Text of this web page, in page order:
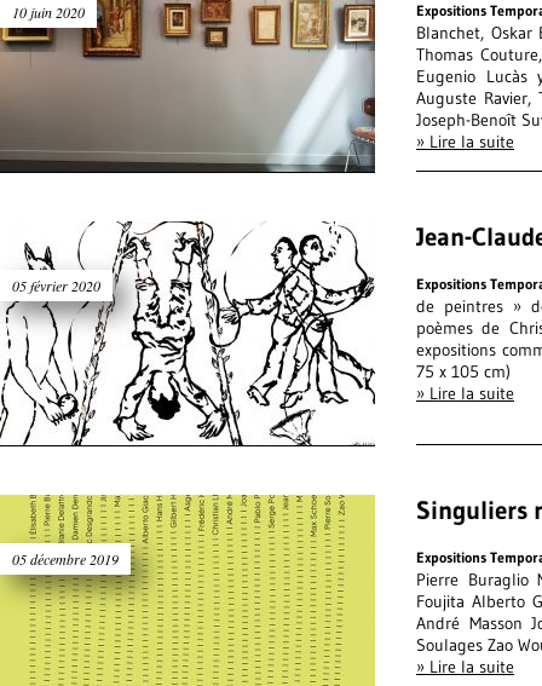
10 juin 2020 Expositions
Blanchet, Oskar
Thomas
Eugenio Lucàs
Auguste Ravier,
Joseph-Benoît
» Lire la suite
05 février 2020
Jean-
Expositions
de peintres »
poèmes de
expositions
75 x 105 cm)
» Lire la suite
05 décembre 2019
Singuliers
Expositions
Pierre Buraglio
Foujita Alberto
André Masson
Soulages Zao
» Lire la suite